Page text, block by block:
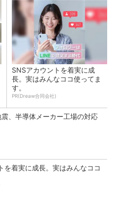
SNSアカウントを着実に成
長。実はみんなココ使ってま
す。
PR(Dreaw合同会社)
、半導体メーカー工場の対応
を着実に成長。実はみんなココ